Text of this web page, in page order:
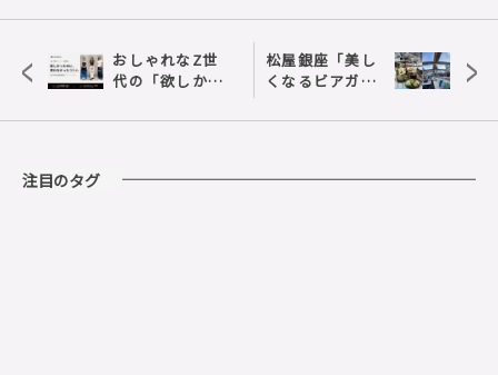
<
おしゃれなZ世
代の「欲しかっ
かった」コスメ
松屋銀座「美し
くなるビアガー
年のテーマは
空間を徹底解説
>
注目のタグ